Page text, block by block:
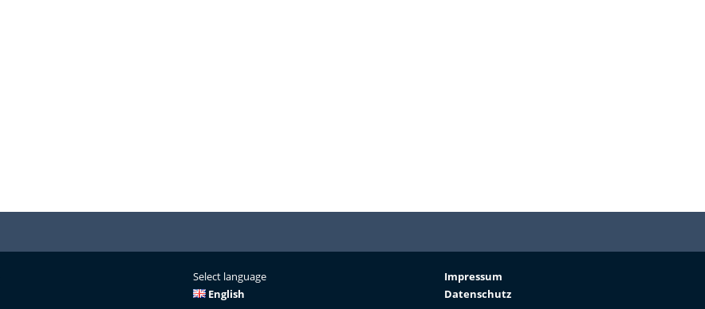
Select language
English
Impressum
Datenschutz